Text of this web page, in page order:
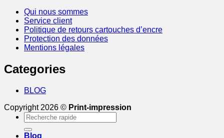
Qui nous sommes
Service client
Politique de retours cartouches d’encre
Protection des données
Mentions légales
Categories
BLOG
Copyright 2026 © Print-impression
Recherche
pour :
Blog